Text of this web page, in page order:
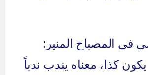
في المصباح المنير:
كذا، معناه يندب ندباً